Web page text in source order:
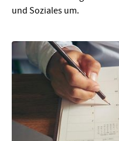
und Soziales um.